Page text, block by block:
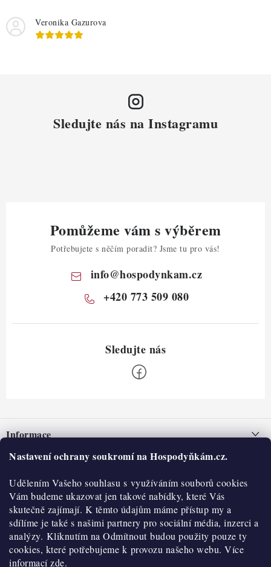
Nastavení ochrany soukromí na Hospodyňkám.cz.
Udělením Vašeho souhlasu s využíváním souborů cookies
Vám budeme ukazovat jen takové nabídky, které Vás
skutečně zajímají. K těmto údajům máme přístup my a
sdílíme je také s našimi partnery pro sociální média, inzerci a
analýzy. Kliknutím na Odmítnout budou použity pouze ty
cookies, které potřebujeme k provozu našeho webu. Více
informacízde.
Veronika Gazurova
Sledujte nás na Instagramu
Pomůžeme vám s výběrem
Potřebujete s něčím poradit? Jsme tu pro vás!
info@hospodynkam.cz
+420 773 509 080
pInformace
Nepřevzetí zásilky na dobírku
Obchodní podmínky
Hodnocení obchodu
Blog
Moje objednávka
O nás
Historie
Kontakty
O nákupu
Reklamace a vratky
Výdejní místa